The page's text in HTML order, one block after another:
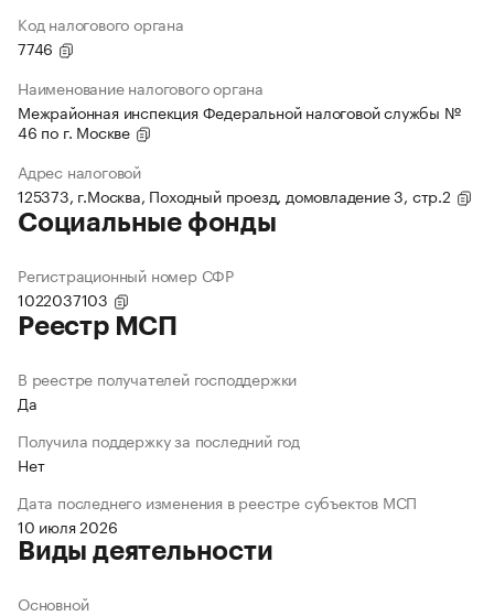
Код налогового органа
7746
Наименование налогового органа
Межрайонная инспекция Федеральной налоговой службы №
46 по г. Москве
Адрес налоговой
125373, г.Москва, Походный проезд, домовладение 3, стр.2
Социальные фонды
Регистрационный номер СФР
1022037103
Реестр МСП
В реестре получателей господдержки
Да
Получила поддержку за последний год
Нет
Дата последнего изменения в реестре субъектов МСП
10 июля 2026
Виды деятельности
Основной